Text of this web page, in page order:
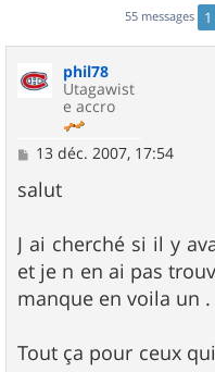
55 messages 1
phil78
Utagawist
e accro
M
s
s
g
e
13 déc. 2007, 17:54
salut
J ai cherché si il y
et je n en ai pas
manque en voila un .
Tout ça pour ceux